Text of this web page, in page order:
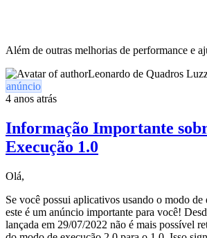
Além de outras melhorias de performance e
Leonardo de Quadros
anúncio
4 anos atrás
Informação Importante
Execução 1.0
Olá,
Se você possui aplicativos usando o modo de
este é um anúncio importante para você!
lançada em 29/07/2022 não é mais possível